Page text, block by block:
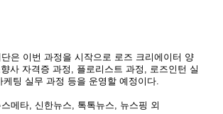
은 이번 과정을 시작으로 로즈 크리에이터 양
사 자격증 과정, 플로리스트 과정, 로즈인턴 실
케팅 실무 과정 등을 운영할 예정이다.
메타, 신한뉴스, 톡톡뉴스, 뉴스핑 외